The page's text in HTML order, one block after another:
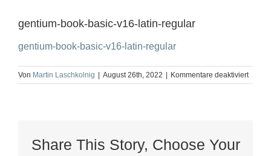
gentium-book-basic-v16-latin-regular
gentium-book-basic-v16-latin-regular
Von Martin Laschkolnig August 26th, 2022 Kommentare deaktiviertfür
Share This Story, Choose Your